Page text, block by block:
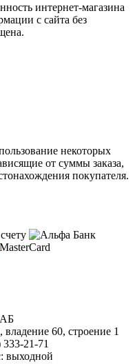
интернет-магазина
с сайта без
некоторых
от суммы заказа,
покупателя.
60, строение 1
333-21-71
выходной